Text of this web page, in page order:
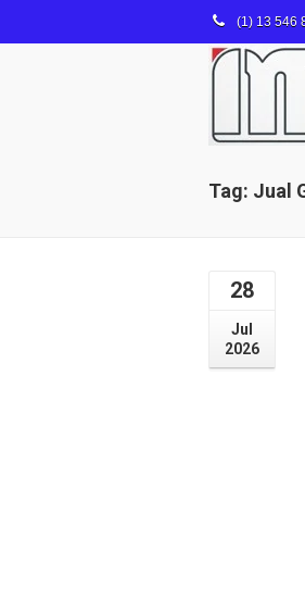
(1) 13 546
Tag: Jual
28
Jul
2026